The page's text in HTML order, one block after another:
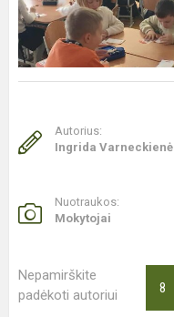
Autorius:
Ingrida Varneckienė
Nuotraukos:
Mokytojai
Nepamirškite
padėkoti autoriui
8